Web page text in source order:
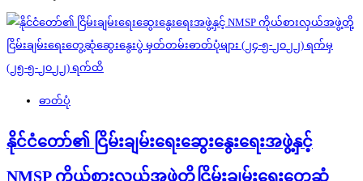
ဓာတ်ပုံ
နိုင်ငံတော်၏ ငြိမ်းချမ်းရေးဆွေးနွေးရေးအဖွဲ့နှင့်
NMSP ကိုယ်စားလှယ်အဖွဲ့တို့ငြိမ်းချမ်းရေးတွေ့ဆုံ